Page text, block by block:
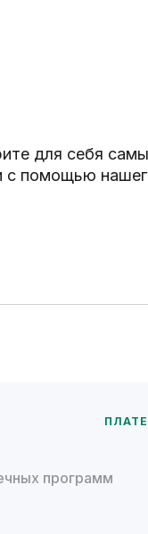
для себя
с помощью
программ